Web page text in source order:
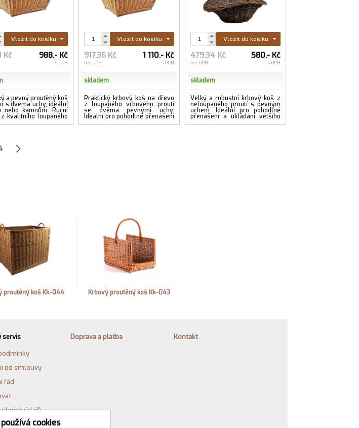
Vložit do košíku
Kč 988.- Kč
s DPH
a pevný proutěný koš
s dvěma uchy, ideální
nebo kamnům. Ruční
kvalitního loupaného
Vložit do košíku
917.36 Kč
bez DPH
1 110.- Kč
s DPH
skladem
Praktický krbový koš na dřevo
z loupaného vrbového proutí
se dvěma pevnými uchy.
Ideální pro pohodlné přenášení
a skladování dřeva u krbu nebo
Vložit do košíku
479.34 Kč
bez DPH
580.- Kč
s DPH
skladem
Velký a robustní krbový koš z
neloupaného proutí s pevným
uchem. Ideální pro pohodlné
přenášení a ukládání většího
množství dřeva ke krbu nebo
proutěný koš Kk-044 Krbový proutěný koš Kk-043
servis
od smlouvy
řád
údajů
Doprava a platba Kontakt
cookies